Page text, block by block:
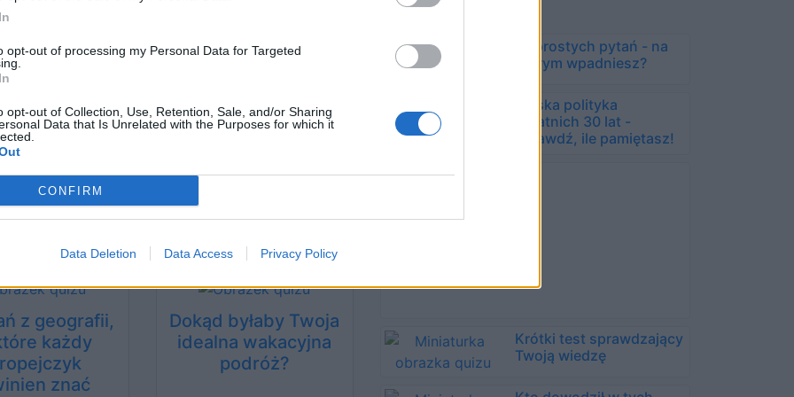
opt-out of processing my Personal Data for Targeted
opt-out of Collection, Use, Retention, Sale, and/or Sharing
Data that Is Unrelated with the Purposes for which it
CONFIRM
Data Deletion Data Access Privacy Policy
poznasz
kraje po
konturach?
z geografii,
każdy
znać
Dokąd byłaby Twoja
idealna wakacyjna
podróż?
10 prostych pytań - na
którym wpadniesz?
Polska polityka
ostatnich 30 lat -
sprawdź, ile pamiętasz!
Krótki test sprawdzający
Twoją wiedzę